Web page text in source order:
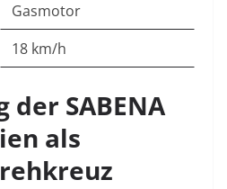
Gasmotor
18 km/h
der SABENA
als